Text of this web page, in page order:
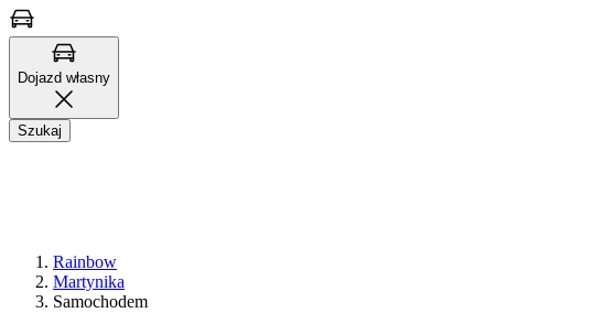
Dojazd własny
Szukaj
Rainbow
Martynika
Samochodem